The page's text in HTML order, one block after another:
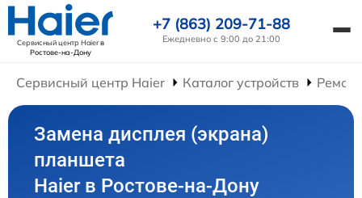
Сервисный центр Haierв
Ростове-на-Дону
+7 (863) 209-71-88
Ежедневно с 9:00 до 21:00
Сервисный центр Haier Каталог устройств
Замена дисплея (экрана)
планшета
Haier в Ростове-на-Дону